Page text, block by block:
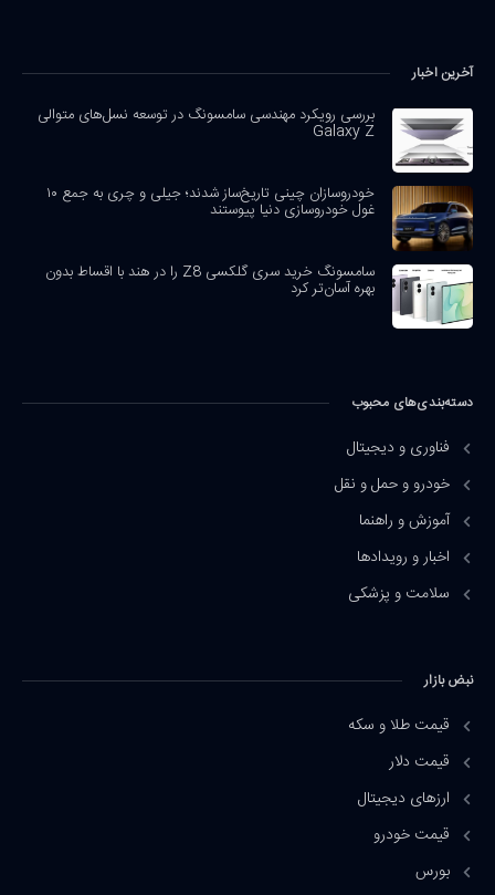
آخرین اخبار
بررسی رویکرد مهندسی سامسونگ در توسعه نسل‌های متوالی
Galaxy Z
خودروسازان چینی تاریخ‌ساز شدند؛ جیلی و چری به جمع ۱۰
غول خودروسازی دنیا پیوستند
سامسونگ خرید سری گلکسی Z8 را در هند با اقساط بدون
بهره آسان‌تر کرد
دسته‌بندی‌های محبوب
فناوری و دیجیتال
خودرو و حمل و نقل
آموزش و راهنما
اخبار و رویدادها
سلامت و پزشکی
نبض بازار
قیمت طلا و سکه
قیمت دلار
ارزهای دیجیتال
قیمت خودرو
بورس